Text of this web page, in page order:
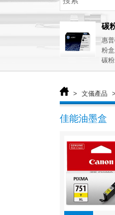
碳
惠
粉
碳
> 文儀產品 >
佳能油墨盒